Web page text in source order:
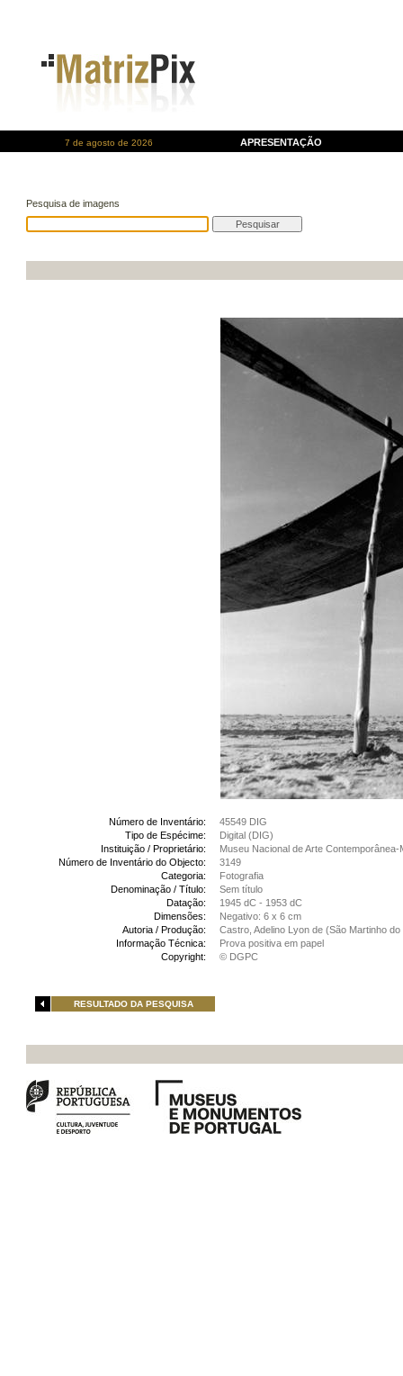
7 de agosto de 2026 APRESENTAÇÃO
Pesquisa de imagens
Número de Inventário:
45549 DIG
Tipo de Espécime:
Digital (DIG)
Instituição / Proprietário:
Museu Nacional de Arte Contemporânea-
Número de Inventário do Objecto:
3149
Categoria:
Fotografia
Denominação / Título:
Sem título
Datação:
1945 dC - 1953 dC
Dimensões:
Negativo: 6 x 6 cm
Autoria / Produção:
Castro, Adelino Lyon de (São Martinho
Informação Técnica:
Prova positiva em papel
Copyright:
© DGPC
RESULTADO DA PESQUISA